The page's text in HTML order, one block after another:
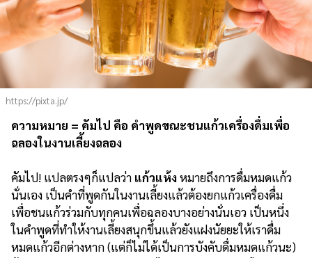
https://pixta.jp/
ความหมาย = คัมไป คือ คำพูดขณะชนแก้วเครื่องดื่มเพื่อ
ฉลองในงานเลี้ยงฉลอง
คัมไป! แปลตรงๆก็แปลว่า แก้วแห้งหมายถึงการดื่มหมดแก้ว
นั่นเอง เป็นคำที่พูดกันในงานเลี้ยงแล้วต้องยกแก้วเครื่องดื่ม
เพื่อชนแก้วร่วมกับทุกคนเพื่อฉลองบางอย่างนั่นเอว เป็นหนึ่ง
ในคำพูดที่ทำให้งานเลี้ยงสนุกขึ้นแล้วยังแฝงนัยยะให้เราดื่ม
หมดแก้วอีกต่างหาก (แต่ก็ไม่ได้เป็นการบังคับดื่มหมดแก้วนะ)